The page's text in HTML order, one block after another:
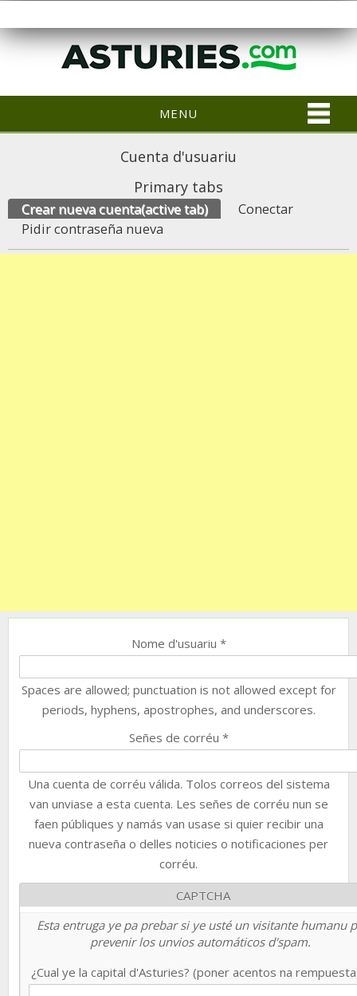
MENU
Cuenta d'usuariu
Primary tabs
Crear nueva cuenta(active tab)
Conectar
Pidir contraseña nueva
Nome d'usuariu *
Spaces are allowed; punctuation is not allowed except for
periods, hyphens, apostrophes, and underscores.
Señes de corréu *
Una cuenta de corréu válida. Tolos correos del sistema
van unviase a esta cuenta. Les señes de corréu nun se
faen públiques y namás van usase si quier recibir una
nueva contraseña o delles noticies o notificaciones per
corréu.
CAPTCHA
Esta entruga ye pa prebar si ye usté un visitante humanu
prevenir los unvios automáticos d'spam.
¿Cual ye la capital d'Asturies? (poner acentos na